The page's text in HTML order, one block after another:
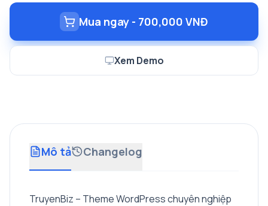
Mua ngay - 700,000 VNĐ
Xem Demo
Mô tả Changelog
TruyenBiz – Theme WordPress chuyên nghiệp